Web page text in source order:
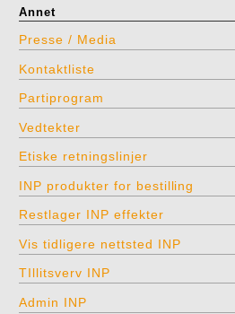
Annet
Presse / Media
Kontaktliste
Partiprogram
Vedtekter
Etiske retningslinjer
INP produkter for bestilling
Restlager INP effekter
Vis tidligere nettsted INP
TIllitsverv INP
Admin INP